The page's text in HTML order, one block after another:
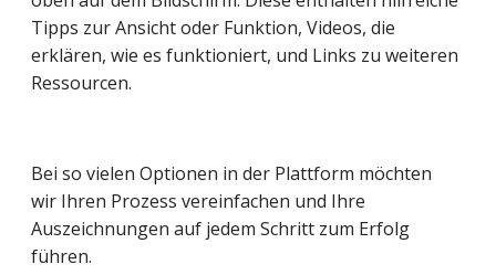
Tipps zur Ansicht oder Funktion, Videos, die
erklären, wie es funktioniert, und Links zu weiteren
Ressourcen.
Bei so vielen Optionen in der Plattform möchten
wir Ihren Prozess vereinfachen und Ihre
Auszeichnungen auf jedem Schritt zum Erfolg
führen.